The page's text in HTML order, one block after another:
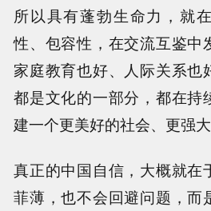
所以具有蓬勃生命力，就
性、包容性，在交流互鉴中
家庭教育也好、人际关系也
都是文化的一部分，都在持
建一个更美好的社会、更强
真正的中国自信，大概就在
菲薄，也不会回避问题，而